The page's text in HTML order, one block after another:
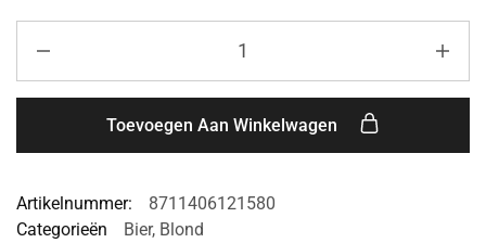
Toevoegen Aan Winkelwagen
Artikelnummer:
8711406121580
Categorieën
Bier, Blond